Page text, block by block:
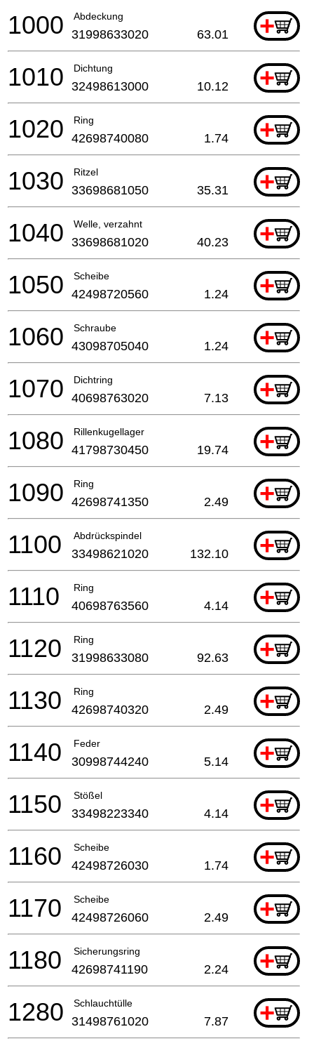
Abdeckung +
1000 31998633020 63.01
Dichtung +
1010 32498613000 10.12
Ring +
1020 42698740080 1.74
Ritzel +
1030 33698681050 35.31
Welle, verzahnt +
1040 33698681020 40.23
Scheibe +
1050 42498720560 1.24
Schraube +
1060 43098705040 1.24
Dichtring +
1070 40698763020 7.13
Rillenkugellager +
1080 41798730450 19.74
Ring +
1090 42698741350 2.49
Abdrückspindel +
1100 33498621020 132.10
Ring +
1110 40698763560 4.14
Ring +
1120 31998633080 92.63
Ring +
1130 42698740320 2.49
Feder +
1140 30998744240 5.14
Stößel +
1150 33498223340 4.14
Scheibe +
1160 42498726030 1.74
Scheibe +
1170 42498726060 2.49
Sicherungsring +
1180 42698741190 2.24
Schlauchtülle +
1280 31498761020 7.87